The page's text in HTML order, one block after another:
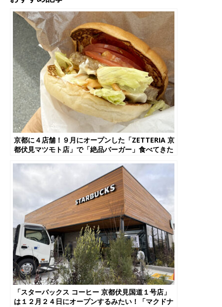
京都に４店舗！９月にオープンした「ZETTERIA 京
都伏見マツモト店」で「絶品バーガー」食べてきた
「スターバックス コーヒー 京都伏見国道１号店」
は１２月２４日にオープンするみたい！「マクドナ